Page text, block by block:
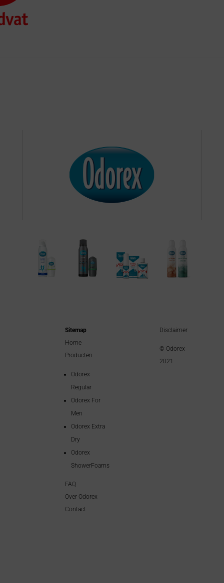
Sitemap
Home
Producten
Odorex
Regular
Odorex For
Men
Odorex Extra
Dry
Odorex
ShowerFoams
FAQ
Over Odorex
Contact
Disclaimer
© Odorex
2021